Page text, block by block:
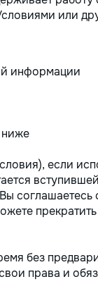
или
информации
если
соглашаетесь
прекратить
без
права и